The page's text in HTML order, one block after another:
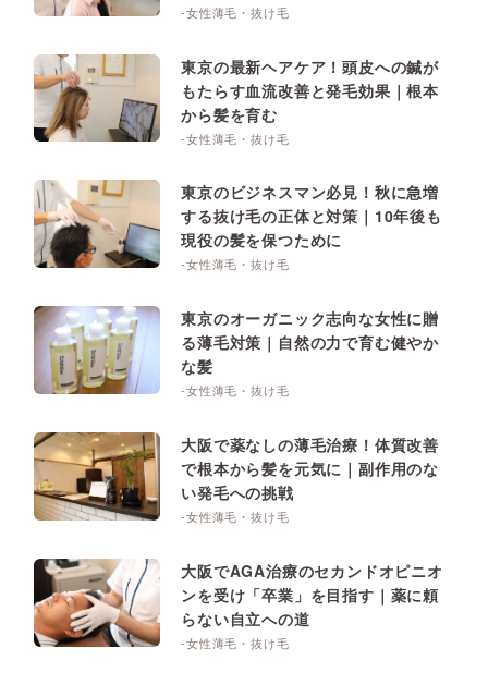
-女性薄毛・抜け毛
東京の最新ヘアケア！頭皮への鍼が
もたらす血流改善と発毛効果｜根本
から髪を育む
-女性薄毛・抜け毛
東京のビジネスマン必見！秋に急増
する抜け毛の正体と対策｜10年後も
現役の髪を保つために
-女性薄毛・抜け毛
東京のオーガニック志向な女性に贈
る薄毛対策｜自然の力で育む健やか
な髪
-女性薄毛・抜け毛
大阪で薬なしの薄毛治療！体質改善
で根本から髪を元気に｜副作用のな
い発毛への挑戦
-女性薄毛・抜け毛
大阪でAGA治療のセカンドオピニオ
ンを受け「卒業」を目指す｜薬に頼
らない自立への道
-女性薄毛・抜け毛